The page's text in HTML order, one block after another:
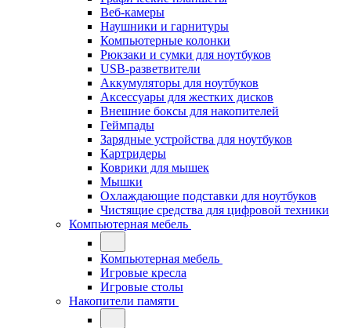
Веб-камеры
Наушники и гарнитуры
Компьютерные колонки
Рюкзаки и сумки для ноутбуков
USB-разветвители
Аккумуляторы для ноутбуков
Аксессуары для жестких дисков
Внешние боксы для накопителей
Геймпады
Зарядные устройства для ноутбуков
Картридеры
Коврики для мышек
Мышки
Охлаждающие подставки для ноутбуков
Чистящие средства для цифровой техники
Компьютерная мебель
Компьютерная мебель
Игровые кресла
Игровые столы
Накопители памяти